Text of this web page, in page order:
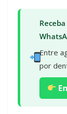
Entre
por